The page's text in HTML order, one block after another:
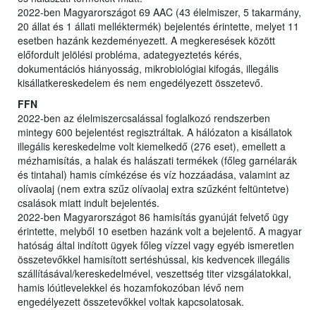
2022-ben Magyarországot 69 AAC (43 élelmiszer, 5 takarmány,
20 állat és 1 állati melléktermék) bejelentés érintette, melyet 11
esetben hazánk kezdeményezett. A megkeresések között
előfordult jelölési probléma, adategyeztetés kérés,
dokumentációs hiányosság, mikrobiológiai kifogás, illegális
kisállatkereskedelem és nem engedélyezett összetevő.
FFN
2022-ben az élelmiszercsalással foglalkozó rendszerben
mintegy 600 bejelentést regisztráltak. A hálózaton a kisállatok
illegális kereskedelme volt kiemelkedő (276 eset), emellett a
mézhamisítás, a halak és halászati termékek (főleg garnélarák
és tintahal) hamis címkézése és víz hozzáadása, valamint az
olívaolaj (nem extra szűz olívaolaj extra szűzként feltüntetve)
csalások miatt indult bejelentés.
2022-ben Magyarországot 86 hamisítás gyanúját felvető ügy
érintette, melyből 10 esetben hazánk volt a bejelentő. A magyar
hatóság által indított ügyek főleg vízzel vagy egyéb ismeretlen
összetevőkkel hamisított sertéshússal, kis kedvencek illegális
szállításával/kereskedelmével, veszettség titer vizsgálatokkal,
hamis lóútlevelekkel és hozamfokozóban lévő nem
engedélyezett összetevőkkel voltak kapcsolatosak.